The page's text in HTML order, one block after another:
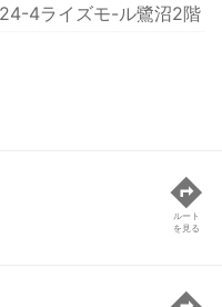
4ライズモ-ル鷺沼2階
ルート
を見る